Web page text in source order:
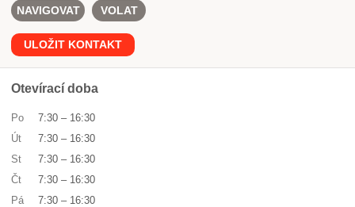
NAVIGOVAT VOLAT
ULOŽIT KONTAKT
Otevírací doba
Po 7:30 – 16:30
Út
7:30 – 16:30
St
7:30 – 16:30
Čt
7:30 – 16:30
Pá
7:30 – 16:30